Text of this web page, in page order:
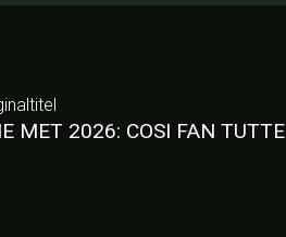
MET 2026: COSI FAN TUTTE